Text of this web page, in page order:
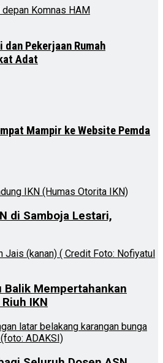
Pekerjaan Rumah
Adat
Mampir ke Website Pemda
di Samboja Lestari,
Balik Mempertahankan
IKN